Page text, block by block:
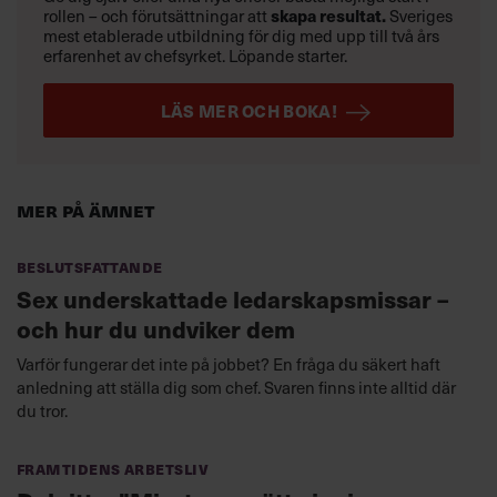
Mer på ämnet
Beslutsfattande
Sex underskattade ledarskapsmissar –
och hur du undviker dem
Varför fungerar det inte på jobbet? En fråga du säkert haft
anledning att ställa dig som chef. Svaren finns inte alltid där
du tror.
Framtidens arbetsliv
rollen – och förutsättningar att skapa resultat. Sveriges
mest etablerade utbildning för dig med upp till två års
erfarenhet av chefsyrket. Löpande starter.
LÄS MER OCH BOKA!